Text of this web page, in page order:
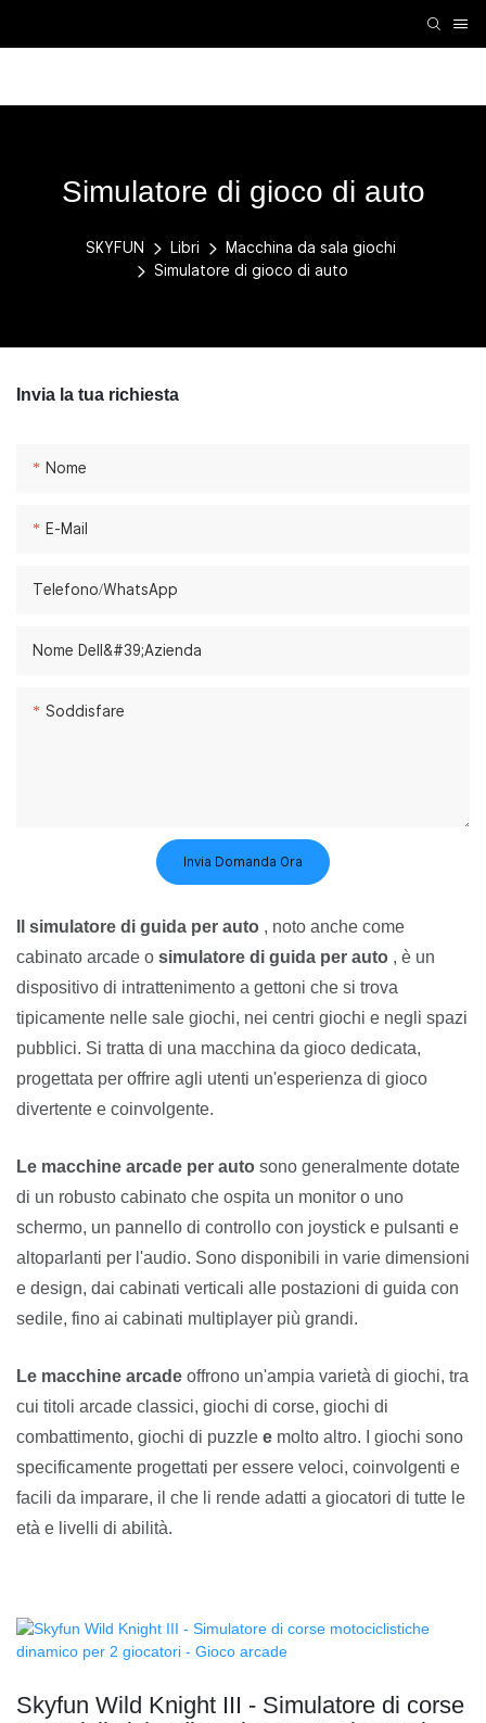
Simulatore di gioco di auto
SKYFUN Libri
Macchina da sala giochi
Simulatore di gioco di auto
Invia la tua richiesta
Nome
E-Mail
Telefono/WhatsApp
Nome Dell&#39;azienda
Soddisfare
Invia Domanda Ora
Il simulatore di guida per auto , noto anche come
cabinato arcade o simulatore di guida per auto , è un
dispositivo di intrattenimento a gettoni che si trova
tipicamente nelle sale giochi, nei centri giochi e negli spazi
pubblici. Si tratta di una macchina da gioco dedicata,
progettata per offrire agli utenti un'esperienza di gioco
divertente e coinvolgente.
Le macchine arcade per auto sono generalmente dotate
di un robusto cabinato che ospita un monitor o uno
schermo, un pannello di controllo con joystick e pulsanti e
altoparlanti per l'audio. Sono disponibili in varie dimensioni
e design, dai cabinati verticali alle postazioni di guida con
sedile, fino ai cabinati multiplayer più grandi.
Le macchine arcade offrono un'ampia varietà di giochi, tra
cui titoli arcade classici, giochi di corse, giochi di
combattimento, giochi di puzzle e molto altro. I giochi sono
specificamente progettati per essere veloci, coinvolgenti e
facili da imparare, il che li rende adatti a giocatori di tutte le
età e livelli di abilità.
Skyfun Wild Knight III - Simulatore di corse